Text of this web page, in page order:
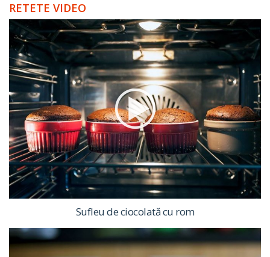
RETETE VIDEO
Sufleu de ciocolată cu rom